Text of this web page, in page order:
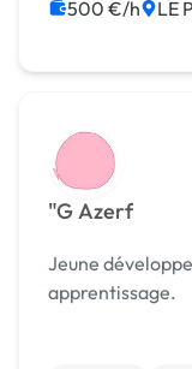
Landing page
500 €/h LE
"G Azerf
Jeune
apprentissage.